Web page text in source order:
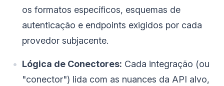
os formatos específicos, esquemas de
autenticação e endpoints exigidos por cada
provedor subjacente.
Lógica de Conectores: Cada integração (ou
"conector") lida com as nuances da API alvo,